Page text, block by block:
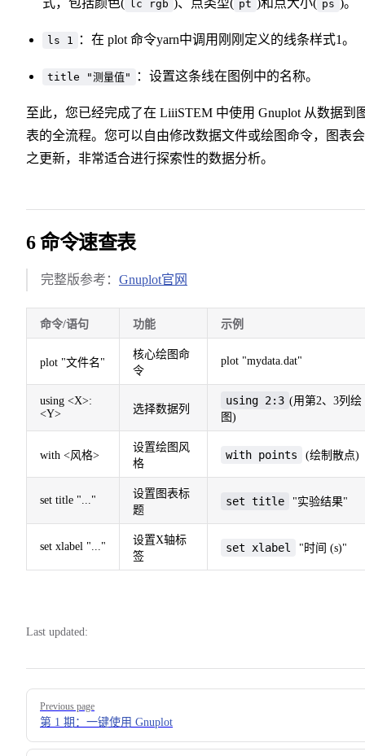
lc rgb pt ps
ls 1 ：在 plot 命令yarn中调用刚刚定义的线条样式1。
title "测量值" ：设置这条线在图例中的名称。
至此，您已经完成了在 LiiiSTEM 中使用 Gnuplot 从数据到
表的全流程。您可以自由修改数据文件或绘图命令，图表
之更新，非常适合进行探索性的数据分析。
6 命令速查表
完整版参考： Gnuplot官网
命令/语句 功能 示例
plot "文件名"
核心绘图命
令
plot "mydata.dat"
using <X>:
<Y>
选择数据列
using 2:3 (用第2、3列绘
图)
with <风格>
设置绘图风
格
with points (绘制散点)
set title "..."
设置图表标
题
set title "实验结果"
set xlabel "..."
设置X轴标
签
set xlabel "时间 (s)"
Last updated:
Pager
Previous page
第 1 期：一键使用 Gnuplot